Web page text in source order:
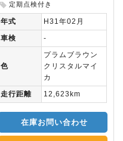
定期点検付き
年式
H31年02月
車検
-
色
プラムブラウン
クリスタルマイ
カ
走行距離
12,623km
在庫お問い合わせ